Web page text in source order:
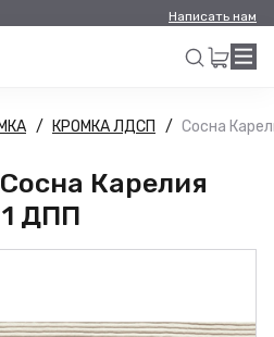
Написать нам
Искать
КРОМКА ЛДСП Сосна
Карелия
ДПП